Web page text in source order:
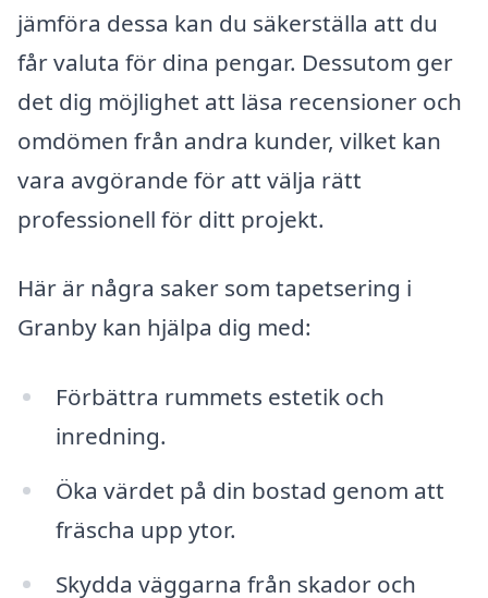
jämföra dessa kan du säkerställa att du
får valuta för dina pengar. Dessutom ger
det dig möjlighet att läsa recensioner och
omdömen från andra kunder, vilket kan
vara avgörande för att välja rätt
professionell för ditt projekt.
Här är några saker som tapetsering i
Granby kan hjälpa dig med:
Förbättra rummets estetik och
inredning.
Öka värdet på din bostad genom att
fräscha upp ytor.
Skydda väggarna från skador och